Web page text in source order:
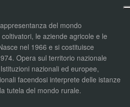
del mondo
le aziende agricole e le
nel 1966 e si costituisce
Opera sul territorio nazionale
nazionali ed europee,
facendosi interprete delle istanze
tutela del mondo rurale.